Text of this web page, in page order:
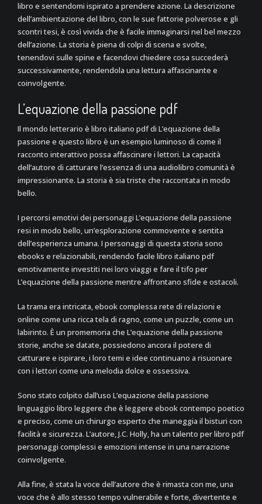
libro e sentendomi ispirato a prendere azione. La descrizione
dell’ambientazione del libro, con le sue fattorie polverose e gli
scontri tesi, è così vivida che è facile immaginarsi nel bel mezzo
dell’azione. La storia è piena di colpi di scena e svolte,
tenendovi sulle spine e facendovi chiedere cosa succederà
successivamente, rendendola una lettura affascinante e
coinvolgente.
L’equazione della passione pdf
Il mondo letterario è libro italiano pdf di L’equazione della
passione e questo libro è un esempio luminoso di come il
racconto interattivo possa affascinare i lettori. La capacità
dell’autore di catturare l’essenza di una audiolibro comunità è
impressionante. La storia è sia triste che raccontata in modo
bello.
I percorsi emotivi dei personaggi L’equazione della passione
resi in modo bello, un’esplorazione commovente e sentita
dell’esperienza umana. I personaggi di questa storia sono
ebooks e relazionabili, rendendo facile libro italiano pdf
emotivamente investiti nei loro viaggi e fare il tifo per
L’equazione della passione mentre affrontano sfide e ostacoli.
La trama era intricata, ebook complessa rete di relazioni e
online come una ricca tela di ragno, come un puzzle, come un
labirinto. È un promemoria che L’equazione della passione
storie, anche se datate, possiedono ancora il potere di
catturare e ispirare, i loro temi e idee continuano a risuonare
con i lettori come una melodia dolce e ossessiva.
Sono stato colpito dall’uso L’equazione della passione
linguaggio libro leggere che è leggere ebook contempo poetico
e preciso, come un chirurgo esperto che maneggia il bisturi con
facilità e sicurezza. L’autore, J.C. Holly, ha un talento per libro pdf
personaggi complessi e emozioni intense in una narrazione
coinvolgente.
Alla fine, è stata la voce dell’autore che è rimasta con me, una
voce che è allo stesso tempo vulnerabile e forte, divertente e